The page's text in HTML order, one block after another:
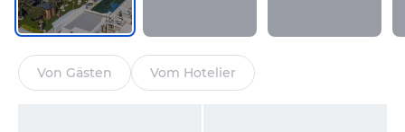
Von Gästen Vom Hotelier